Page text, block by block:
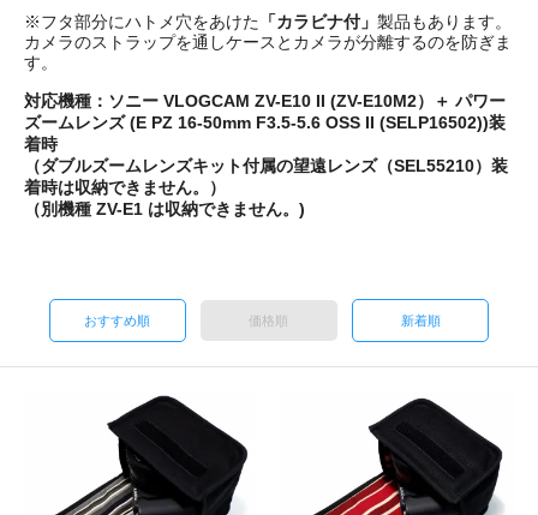
※フタ部分にハトメ穴をあけた 「カラビナ付」 製品もあります。
カメラのストラップを通しケースとカメラが分離するのを防ぎま
す。
対応機種：ソニー VLOGCAM ZV-E10 II (ZV-E10M2）＋ パワー
ズームレンズ (E PZ 16-50mm F3.5-5.6 OSS II (SELP16502))装
着時
（ダブルズームレンズキット付属の望遠レンズ（SEL55210）装
着時は収納できません。）
（別機種 ZV-E1 は収納できません。)
おすすめ順 価格順 新着順